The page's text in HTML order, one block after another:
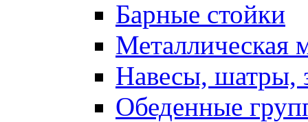
Барные стойки
Металлическая
Навесы, шатры,
Обеденные